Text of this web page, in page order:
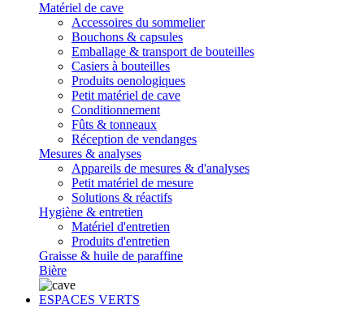
Matériel de cave
Accessoires du sommelier
Bouchons & capsules
Emballage & transport de bouteilles
Casiers à bouteilles
Produits oenologiques
Petit matériel de cave
Conditionnement
Fûts & tonneaux
Réception de vendanges
Mesures & analyses
Appareils de mesures & d'analyses
Petit matériel de mesure
Solutions & réactifs
Hygiène & entretien
Matériel d'entretien
Produits d'entretien
Graisse & huile de paraffine
Bière
ESPACES VERTS